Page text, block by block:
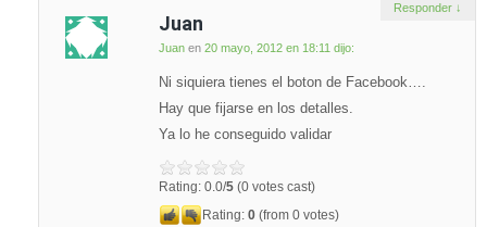
Juan
Juan en 20 mayo, 2012 en 18:11 dijo:
Ni siquiera tienes el boton de Facebook….
Hay que fijarse en los detalles.
Ya lo he conseguido validar
Rating: 0.0/5 (0 votes cast)
Rating: 0 (from 0 votes)
Responder ↓